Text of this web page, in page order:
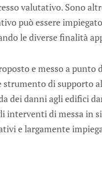
valutativo. Sono
può essere
le diverse finalità
e messo a punto
strumento di supporto
dei danni agli edifici
interventi di messa in
e largamente